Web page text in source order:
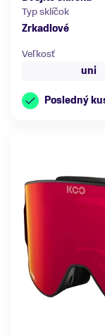
Typ sklíčok
Zrkadlové
Veľkosť
uni
Posledný